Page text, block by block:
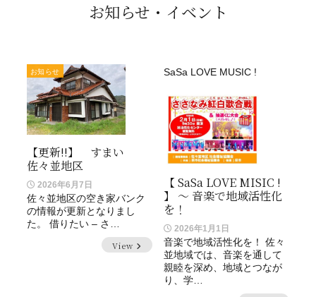
お知らせ・イベント
お知らせ
【更新!!】 すまい
佐々並地区
2026年6月7日
佐々並地区の空き家バンク
の情報が更新となりまし
た。 借りたい – さ…
View
SaSa LOVE MUSIC !
【 SaSa LOVE MISIC !
】 ～ 音楽で地域活性化
を！
2026年1月1日
音楽で地域活性化を！ 佐々
並地域では、音楽を通して
親睦を深め、地域とつなが
り、学…